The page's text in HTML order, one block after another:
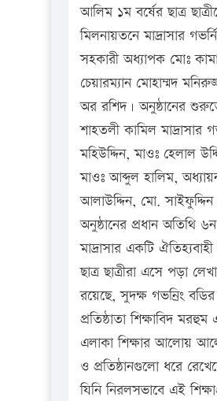
আলিম ১ম বর্ষের ছাত্র
মিলনায়তনে মাদ্রাসার
সহকারী অধ্যাপক মোঃ
চেয়ারম্যান মোহাম্মদ
অর রশিদ। অনুষ্ঠানের
শাহতলী কামিল মাদ্রাসার
মহিউদ্দিন, মাওঃ হেলাল
মাওঃ আব্দুল হালিম,
আলাউদ্দিন, মো. সাইফুদ্দিন
অনুষ্ঠানের প্রধান অতিথি
মাদ্রাসার একটি
ছাত্র ছাত্রীরা এসে পড়া
রয়েছে, সুদক্ষ গভনির্ং
প্রতিষ্ঠাতা শিক্ষাবিদ
এলাকা শিক্ষার আলোয়
ও প্রতিষ্ঠানগুলো ধরে
যিনি নিরলসভাবে এই